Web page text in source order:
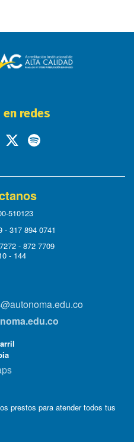
redes
510123
- 317 894 0741
- 872 7709
- 144
prestos para atender todos tus